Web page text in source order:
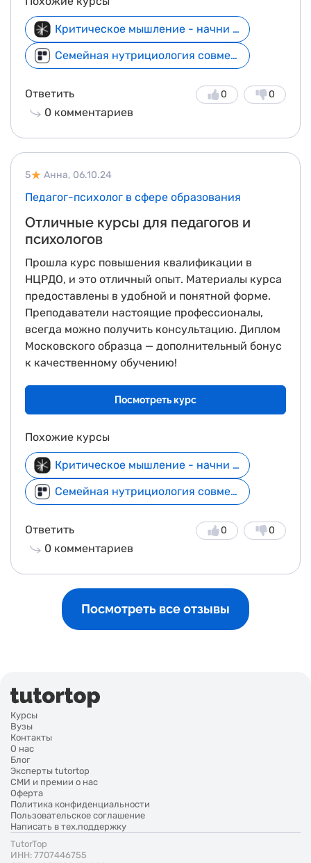
Критическое мышление - начни бесплатно
Семейная нутрициология совместно с МГМУ им. И. М. Сеченова
Ответить
0 комментариев
0
0
5 06.10.24
Анна,
Педагог-психолог в сфере образования
Отличные курсы для педагогов и
психологов
Прошла курс повышения квалификации в
НЦРДО, и это отличный опыт. Материалы курса
предоставлены в удобной и понятной форме.
Преподаватели настоящие профессионалы,
всегда можно получить консультацию. Диплом
Московского образца — дополнительный бонус
к качественному обучению!
Посмотреть курс
Похожие курсы
Критическое мышление - начни бесплатно
Семейная нутрициология совместно с МГМУ им. И. М. Сеченова
Ответить
0 комментариев
0
0
Посмотреть все отзывы
Курсы
Вузы
Контакты
О нас
Блог
Эксперты tutortop
СМИ и премии о нас
Оферта
Политика конфиденциальности
Пользовательское соглашение
Написать в тех.поддержку
TutorTop
ИНН: 7707446755